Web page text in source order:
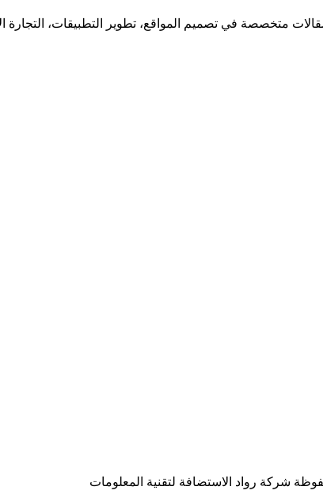
متخصصة في تصميم المواقع، تطوير التطبيقات، التجارة
شركة رواد الاستضافة لتقنية المعلومات